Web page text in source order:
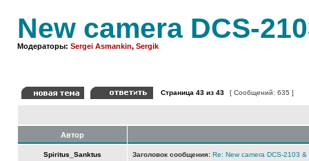
New camera DCS-
Модераторы: Sergei Asmankin, Sergik
Страница 43 из 43 [ Сообщений: 635 ]
Автор
Spiritus_Sanktus Заголовок сообщения: Re: New camera DCS-2103 &